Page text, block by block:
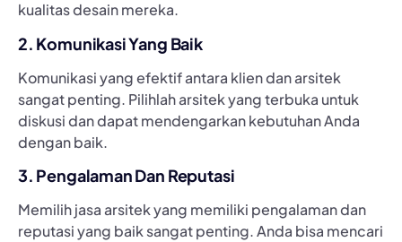
kualitas desain mereka.
2. Komunikasi Yang Baik
Komunikasi yang efektif antara klien dan arsitek
sangat penting. Pilihlah arsitek yang terbuka untuk
diskusi dan dapat mendengarkan kebutuhan Anda
dengan baik.
3. Pengalaman Dan Reputasi
Memilih jasa arsitek yang memiliki pengalaman dan
reputasi yang baik sangat penting. Anda bisa mencari